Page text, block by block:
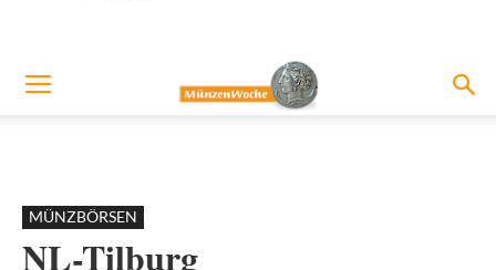
MÜNZBÖRSEN
NL-Tilburg